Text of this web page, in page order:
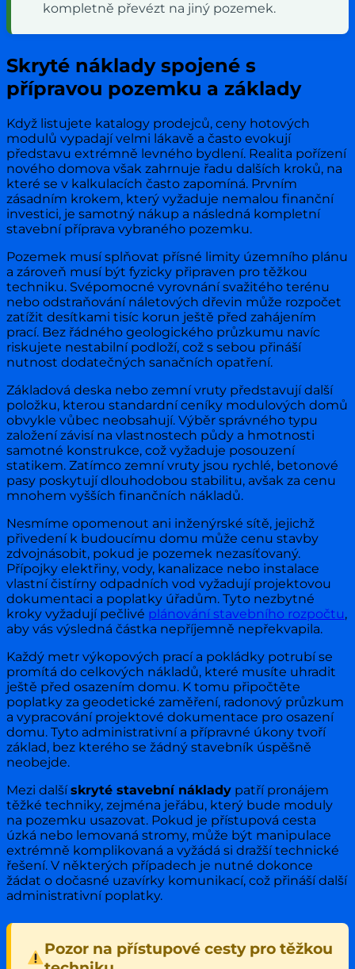
kompletně převézt na jiný pozemek.
Skryté náklady spojené s
přípravou pozemku a základy
Když listujete katalogy prodejců, ceny hotových
modulů vypadají velmi lákavě a často evokují
představu extrémně levného bydlení. Realita pořízení
nového domova však zahrnuje řadu dalších kroků, na
které se v kalkulacích často zapomíná. Prvním
zásadním krokem, který vyžaduje nemalou finanční
investici, je samotný nákup a následná kompletní
stavební příprava vybraného pozemku.
Pozemek musí splňovat přísné limity územního plánu
a zároveň musí být fyzicky připraven pro těžkou
techniku. Svépomocné vyrovnání svažitého terénu
nebo odstraňování náletových dřevin může rozpočet
zatížit desítkami tisíc korun ještě před zahájením
prací. Bez řádného geologického průzkumu navíc
riskujete nestabilní podloží, což s sebou přináší
nutnost dodatečných sanačních opatření.
Základová deska nebo zemní vruty představují další
položku, kterou standardní ceníky modulových domů
obvykle vůbec neobsahují. Výběr správného typu
založení závisí na vlastnostech půdy a hmotnosti
samotné konstrukce, což vyžaduje posouzení
statikem. Zatímco zemní vruty jsou rychlé, betonové
pasy poskytují dlouhodobou stabilitu, avšak za cenu
mnohem vyšších finančních nákladů.
Nesmíme opomenout ani inženýrské sítě, jejichž
přivedení k budoucímu domu může cenu stavby
zdvojnásobit, pokud je pozemek nezasíťovaný.
Přípojky elektřiny, vody, kanalizace nebo instalace
vlastní čistírny odpadních vod vyžadují projektovou
dokumentaci a poplatky úřadům. Tyto nezbytné
kroky vyžadují pečlivé plánování stavebního rozpočtu,
aby vás výsledná částka nepříjemně nepřekvapila.
Každý metr výkopových prací a pokládky potrubí se
promítá do celkových nákladů, které musíte uhradit
ještě před osazením domu. K tomu připočtěte
poplatky za geodetické zaměření, radonový průzkum
a vypracování projektové dokumentace pro osazení
domu. Tyto administrativní a přípravné úkony tvoří
základ, bez kterého se žádný stavebník úspěšně
neobejde.
Mezi dalšískryté stavební náklady patří pronájem
těžké techniky, zejména jeřábu, který bude moduly
na pozemku usazovat. Pokud je přístupová cesta
úzká nebo lemovaná stromy, může být manipulace
extrémně komplikovaná a vyžádá si dražší technické
řešení. V některých případech je nutné dokonce
žádat o dočasné uzavírky komunikací, což přináší další
administrativní poplatky.
Pozor na přístupové cesty pro těžkou